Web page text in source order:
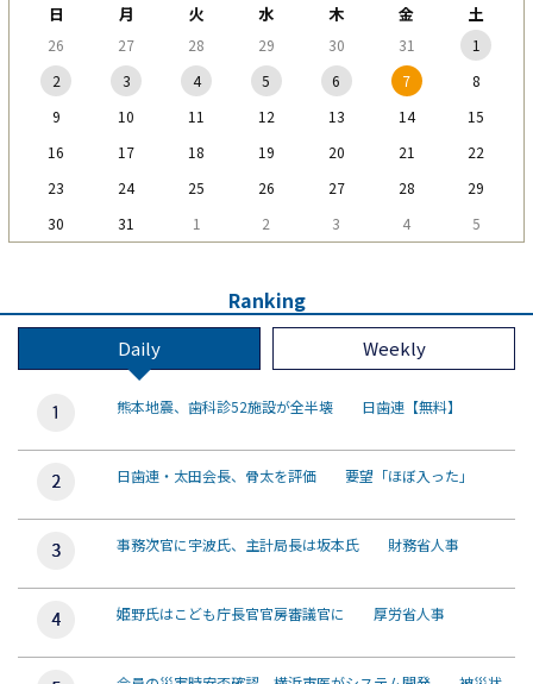
日 月 火 水 木 金 土
26 27 28 29 30 31
1
2
3 4 5 6 7
8
9
10 11 12 13 14
15
16
17 18 19 20 21
22
23
24 25 26 27 28
29
30
31 1 2 3 4 5
Ranking
Daily Weekly
熊本地震、歯科診52施設が全半壊 日歯連【無料】
日歯連・太田会長、骨太を評価 要望「ほぼ入った」
事務次官に宇波氏、主計局長は坂本氏 財務省人事
姫野氏はこども庁長官官房審議官に 厚労省人事